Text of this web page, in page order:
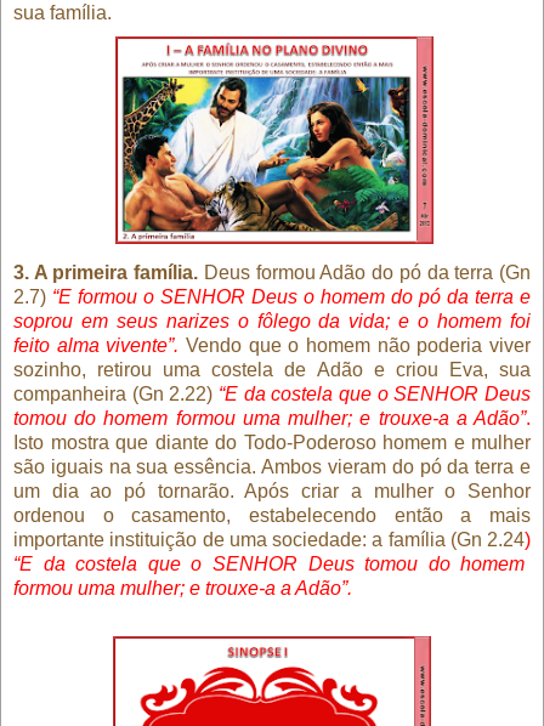
sua família.
3. A primeira família. Deus formou Adão do pó da terra (Gn
2.7) “E formou o SENHOR Deus o homem do pó da terra e
soprou em seus narizes o fôlego da vida; e o homem foi
feito alma vivente”. Vendo que o homem não poderia viver
sozinho, retirou uma costela de Adão e criou Eva, sua
companheira (Gn 2.22) “E da costela que o SENHOR Deus
tomou do homem formou uma mulher; e trouxe-a a Adão”.
Isto mostra que diante do Todo-Poderoso homem e mulher
são iguais na sua essência. Ambos vieram do pó da terra e
um dia ao pó tornarão. Após criar a mulher o Senhor
ordenou o casamento, estabelecendo então a mais
importante instituição de uma sociedade: a família (Gn 2.24)
“E da costela que o SENHOR Deus tomou do homem
formou uma mulher; e trouxe-a a Adão”.